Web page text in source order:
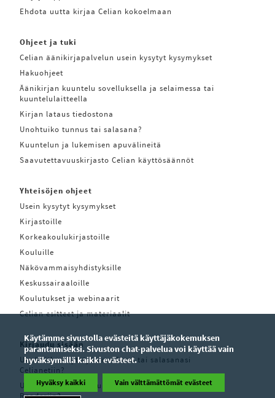
Ehdota uutta kirjaa Celian kokoelmaan
Ohjeet ja tuki
Celian äänikirjapalvelun usein kysytyt kysymykset
Hakuohjeet
Äänikirjan kuuntelu sovelluksella ja selaimessa tai
kuuntelulaitteella
Kirjan lataus tiedostona
Unohtuiko tunnus tai salasana?
Kuuntelun ja lukemisen apuvälineitä
Saavutettavuuskirjasto Celian käyttösäännöt
Yhteisöjen ohjeet
Usein kysytyt kysymykset
Kirjastoille
Korkeakoulukirjastoille
Kouluille
Näkövammaisyhdistyksille
Keskussairaaloille
Koulutukset ja webinaarit
Celian esitteet ja materiaalit
Kirjaudu sisään
Unohditko käyttäjätunnuksesi tai salasanasi
Celianetiin?
Unohditko käyttäjätunnuksesi tai salasanasi Pratsam
Käytämme sivustolla evästeitä käyttäjäkokemuksen
parantamiseksi. Sivuston chat-palvelua voi käyttää vain
hyväksymällä kaikki evästeet.
Hyväksy kaikki Vain välttämättömät evästeet